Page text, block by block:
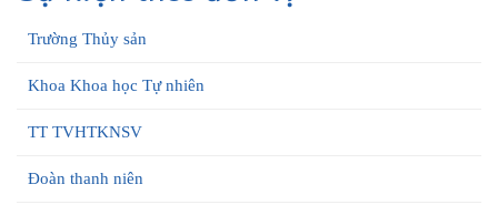
Trường Thủy sản
Khoa Khoa học Tự nhiên
TT TVHTKNSV
Đoàn thanh niên